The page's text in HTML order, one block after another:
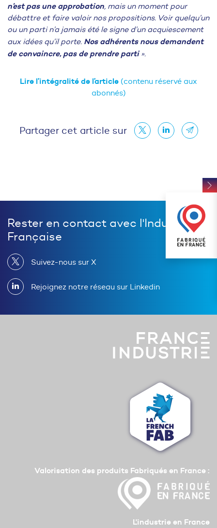
n’est pas une approbation, mais un moment pour
débattre et faire valoir nos propositions. Voir quelqu’un
ou un parti n’a jamais été le signe d’un acquiescement
aux idées qu’il porte. Nos adhérents nous demandent
de convaincre, pas de prendre parti».
Lire l’intégralité de l’article (contenu réservé aux
abonnés)
Partager cet article sur
Rester en contact avec l'Industrie
Française
Suivez-nous sur X
Rejoignez notre réseau sur Linkedin
Valorisation des produits Fabriqués en France :
L'industrie en France